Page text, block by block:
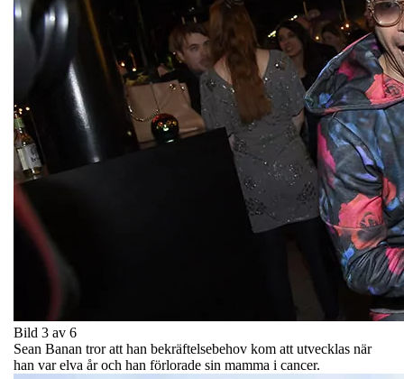
Bild 3 av 6
Sean Banan tror att han bekräftelsebehov kom att utvecklas när
han var elva år och han förlorade sin mamma i cancer.